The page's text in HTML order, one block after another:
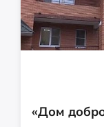
«Дом